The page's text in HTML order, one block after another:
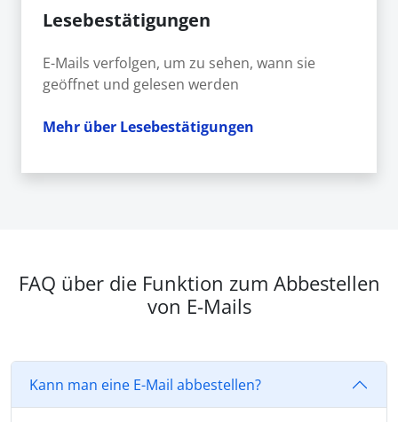
Lesebestätigungen
E-Mails verfolgen, um zu sehen, wann sie
geöffnet und gelesen werden
Mehr über Lesebestätigungen
FAQ über die Funktion zum Abbestellen
von E-Mails
Kann man eine E-Mail abbestellen?